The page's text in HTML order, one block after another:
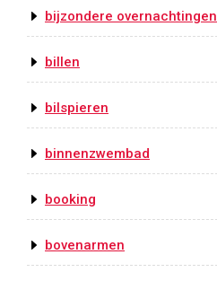
bijzondere overnachtingen
billen
bilspieren
binnenzwembad
booking
bovenarmen